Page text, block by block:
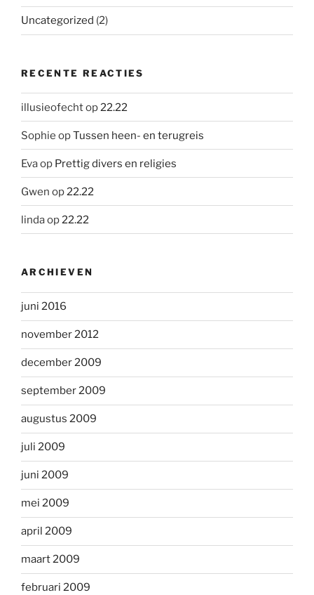
Uncategorized (2)
RECENTE REACTIES
illusieofechtop22.22
Sophie opTussen heen- en terugreis
Evaop Prettig divers en religies
Gwen op22.22
lindaop22.22
ARCHIEVEN
juni 2016
november 2012
december 2009
september 2009
augustus 2009
juli 2009
juni 2009
mei 2009
april 2009
maart 2009
februari 2009